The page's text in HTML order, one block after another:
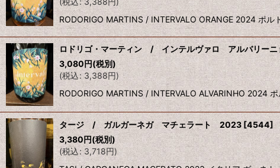
RODORIGO MARTINS / INTERVALO ORANGE 2024 ポ
ロドリゴ・マーティン / インテルヴァロ アルバリー
3,080円(税別)
(税込: 3,388円)
RODORIGO MARTINS / INTERVALO ALVARINHO 2024
タージ / ガルガーネガ マチェラート 2023[4544]
3,380円(税別)
(税込: 3,718円)